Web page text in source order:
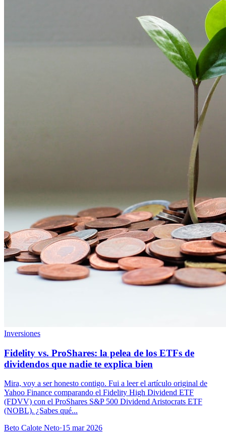
Inversiones
Fidelity vs. ProShares: la pelea de los ETFs de
dividendos que nadie te explica bien
Mira, voy a ser honesto contigo. Fui a leer el artículo original de
Yahoo Finance comparando el Fidelity High Dividend ETF
(FDVV) con el ProShares S&P 500 Dividend Aristocrats ETF
(NOBL). ¿Sabes qué...
Beto Calote Neto·15 mar 2026